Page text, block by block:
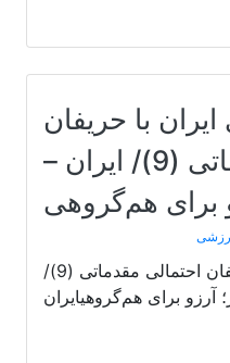
با حریفان
احتمالی مقدماتی (9)/ ایران –
برای هم‌گروهی
بررسی بازی های ایران با حریفان احتمالی مقدماتی (9)/
آرزو برای هم‌گروهیایران